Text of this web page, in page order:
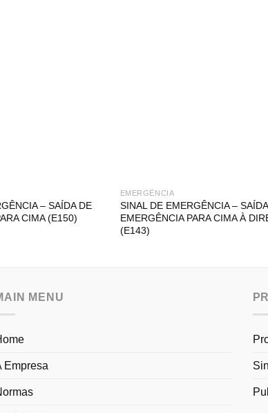
– SAÍDA DE
CIMA (E150)
EMERGÊNCIA
SINAL DE EMERGÊNCIA –
EMERGÊNCIA PARA CIMA À
(E143)
MENU
Empresa